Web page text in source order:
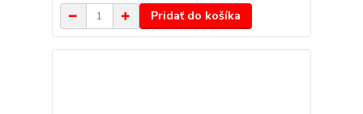
Pridať do košíka